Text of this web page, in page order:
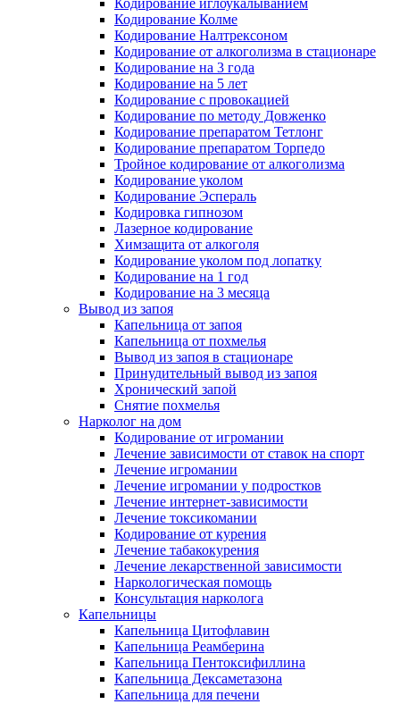
Кодирование иглоукалыванием
Кодирование Колме
Кодирование Налтрексоном
Кодирование от алкоголизма в стационаре
Кодирование на 3 года
Кодирование на 5 лет
Кодирование с провокацией
Кодирование по методу Довженко
Кодирование препаратом Тетлонг
Кодирование препаратом Торпедо
Тройное кодирование от алкоголизма
Кодирование уколом
Кодирование Эспераль
Кодировка гипнозом
Лазерное кодирование
Химзащита от алкоголя
Кодирование уколом под лопатку
Кодирование на 1 год
Кодирование на 3 месяца
Вывод из запоя
Капельница от запоя
Капельница от похмелья
Вывод из запоя в стационаре
Принудительный вывод из запоя
Хронический запой
Снятие похмелья
Нарколог на дом
Кодирование от игромании
Лечение зависимости от ставок на спорт
Лечение игромании
Лечение игромании у подростков
Лечение интернет-зависимости
Лечение токсикомании
Кодирование от курения
Лечение табакокурения
Лечение лекарственной зависимости
Наркологическая помощь
Консультация нарколога
Капельницы
Капельница Цитофлавин
Капельница Реамберина
Капельница Пентоксифиллина
Капельница Дексаметазона
Капельница для печени